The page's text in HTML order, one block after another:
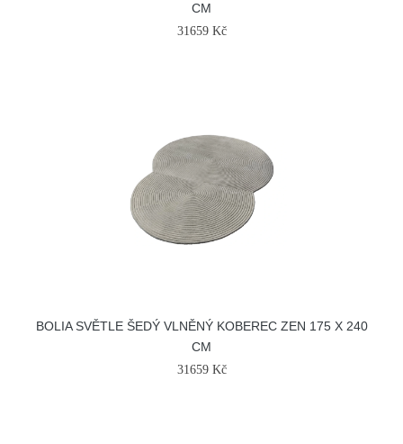
CM
31659 Kč
BOLIA SVĚTLE ŠEDÝ VLNĚNÝ KOBEREC ZEN 175 X 240
CM
31659 Kč